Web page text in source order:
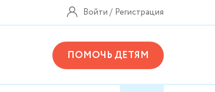
Войти Регистрация
ПОМОЧЬ ДЕТЯМ